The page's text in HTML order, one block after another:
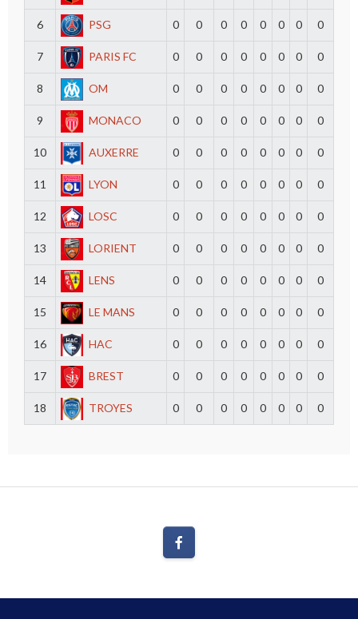
6 PSG 0 0 0 0 0 0 0 0
7 PARIS FC 0 0 0 0 0 0 0 0
8 OM 0 0 0 0 0 0 0 0
9 MONACO 0 0 0 0 0 0 0 0
10 AUXERRE 0 0 0 0 0 0 0 0
11 LYON 0 0 0 0 0 0 0 0
12 LOSC 0 0 0 0 0 0 0 0
13 LORIENT 0 0 0 0 0 0 0 0
14 LENS 0 0 0 0 0 0 0 0
15 LE MANS 0 0 0 0 0 0 0 0
16 HAC 0 0 0 0 0 0 0 0
17 BREST 0 0 0 0 0 0 0 0
18 TROYES 0 0 0 0 0 0 0 0